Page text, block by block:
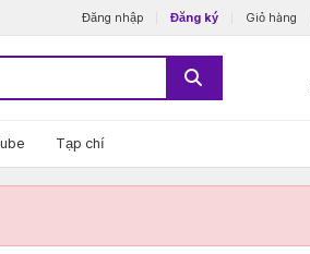
Đăng nhập Đăng ký Giỏ hàng
Tạp chí